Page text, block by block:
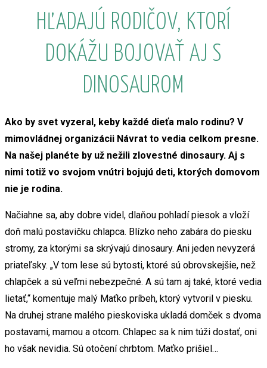
HĽADAJÚ RODIČOV, KTORÍ
DOKÁŽU BOJOVAŤ AJ S
DINOSAUROM
Ako by svet vyzeral, keby každé dieťa malo rodinu? V
mimovládnej organizácii Návrat to vedia celkom presne.
Na našej planéte by už nežili zlovestné dinosaury. Aj s
nimi totiž vo svojom vnútri bojujú deti, ktorých domovom
nie je rodina.
Načiahne sa, aby dobre videl, dlaňou pohladí piesok a vloží
doň malú postavičku chlapca. Blízko neho zabára do piesku
stromy, za ktorými sa skrývajú dinosaury. Ani jeden nevyzerá
priateľsky. „V tom lese sú bytosti, ktoré sú obrovskejšie, než
chlapček a sú veľmi nebezpečné. A sú tam aj také, ktoré vedia
lietať,“ komentuje malý Maťko príbeh, ktorý vytvoril v piesku.
Na druhej strane malého pieskoviska ukladá domček s dvoma
postavami, mamou a otcom. Chlapec sa k nim túži dostať, oni
ho však nevidia. Sú otočení chrbtom. Maťko prišiel…